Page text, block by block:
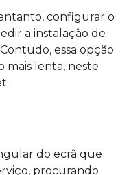
configurar o
a instalação de
essa opção
mais lenta, neste
do ecrã que
procurando